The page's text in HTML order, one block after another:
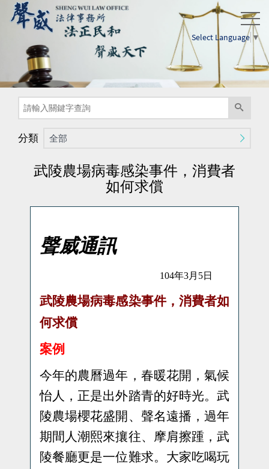
Select Language ▼
分類 全部
武陵農場病毒感染事件，消費者
如何求償
聲威通訊
104年3月 5日
武陵農場病毒感染事件，消費者如
何求償
案例
今年的農曆過年，春暖花開，氣候
怡人，正是出外踏青的好時光。 武
陵農場櫻花盛開、聲名遠播，過年
期間人潮熙來攘往、摩肩擦踵，武
陵餐廳更是一位難求。大家吃喝玩